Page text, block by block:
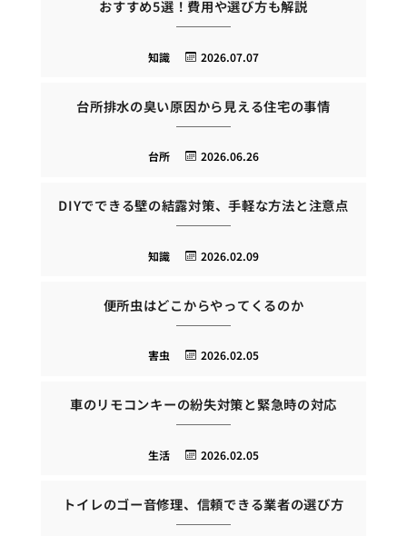
おすすめ5選！費用や選び方も解説
2026.07.07
知識
台所排水の臭い原因から見える住宅の事情
2026.06.26
台所
DIYでできる壁の結露対策、手軽な方法と注意点
2026.02.09
知識
便所虫はどこからやってくるのか
2026.02.05
害虫
車のリモコンキーの紛失対策と緊急時の対応
2026.02.05
生活
トイレのゴー音修理、信頼できる業者の選び方